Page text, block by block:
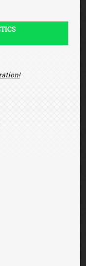
pas respecté ses